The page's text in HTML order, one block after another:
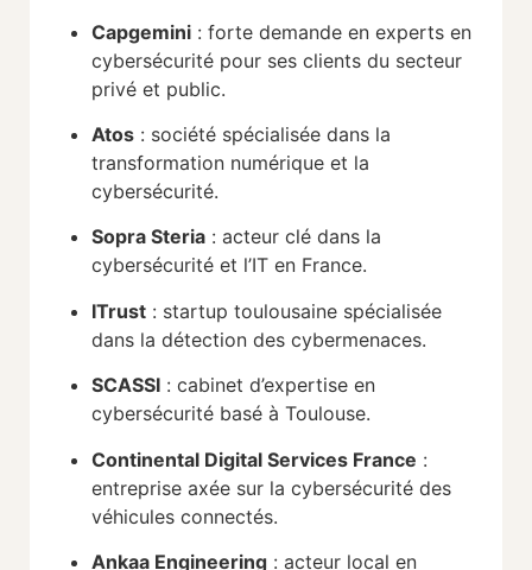
Capgemini : forte demande en experts en
cybersécurité pour ses clients du secteur
privé et public.
Atos : société spécialisée dans la
transformation numérique et la
cybersécurité.
Sopra Steria : acteur clé dans la
cybersécurité et l’IT en France.
ITrust : startup toulousaine spécialisée
dans la détection des cybermenaces.
SCASSI : cabinet d’expertise en
cybersécurité basé à Toulouse.
Continental Digital Services France :
entreprise axée sur la cybersécurité des
véhicules connectés.
Ankaa Engineering : acteur local en